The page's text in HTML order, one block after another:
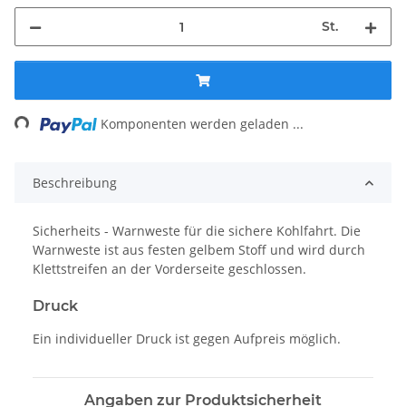
St.
Komponenten werden geladen ...
Beschreibung
Sicherheits - Warnweste für die sichere Kohlfahrt. Die
Warnweste ist aus festen gelbem Stoff und wird durch
Klettstreifen an der Vorderseite geschlossen.
Druck
Ein individueller Druck ist gegen Aufpreis möglich.
Angaben zur Produktsicherheit